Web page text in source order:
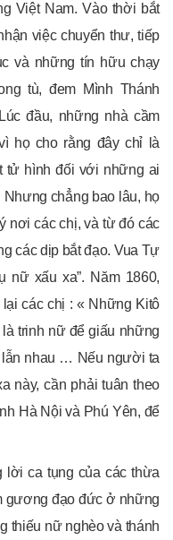
Việt Nam. Vào thời bắt
việc chuyển thư, tiếp
và những tín hữu chạy
tù, đem Mình Thánh
đầu, những nhà cầm
họ cho rằng đây chỉ là
tử hình đối với những ai
Nhưng chẳng bao lâu, họ
nơi các chị, và từ đó các
các dịp bắt đạo. Vua Tự
nữ xấu xa”. Năm 1860,
các chị : « Những Kitô
trinh nữ để giấu những
lẫn nhau … Nếu người ta
này, cần phải tuân theo
Hà Nội và Phú Yên, để
lời ca tụng của các thừa
gương đạo đức ở những
thiếu nữ nghèo và thánh